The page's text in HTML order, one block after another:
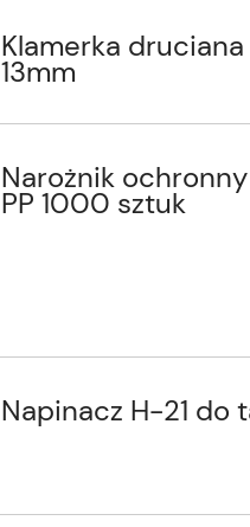
Powiadom o
19,75 zł
Klamerka
13mm
Narożnik
PP 1000 sztuk
Napinacz H-21 do